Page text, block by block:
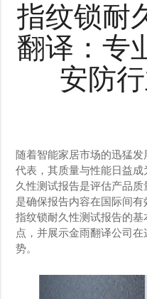
指纹锁耐
翻译：专
安防
随着智能家居市场的迅猛
代表，其质量与性能日益
久性测试报告是评估产品
是确保报告内容在国际间
指纹锁耐久性测试报告的
点，并展示金雨翻译公司
势。